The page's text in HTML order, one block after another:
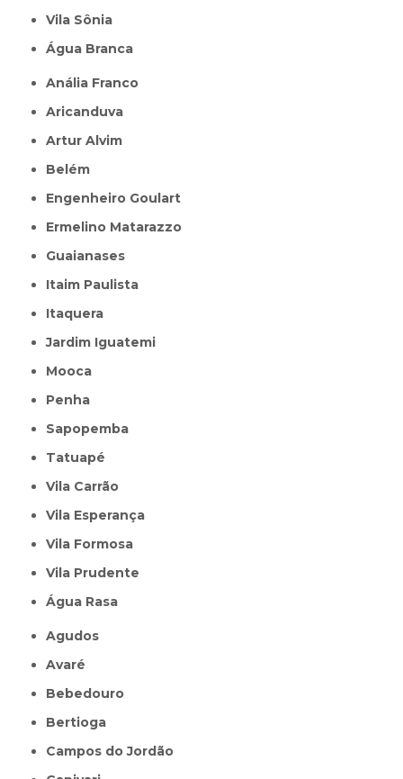
Vila Sônia
Água Branca
Anália Franco
Aricanduva
Artur Alvim
Belém
Engenheiro Goulart
Ermelino Matarazzo
Guaianases
Itaim Paulista
Itaquera
Jardim Iguatemi
Mooca
Penha
Sapopemba
Tatuapé
Vila Carrão
Vila Esperança
Vila Formosa
Vila Prudente
Água Rasa
Agudos
Avaré
Bebedouro
Bertioga
Campos do Jordão